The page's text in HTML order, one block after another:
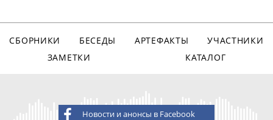
СБОРНИКИ БЕСЕДЫ АРТЕФАКТЫ
УЧАСТНИКИ
ЗАМЕТКИ
КАТАЛОГ
Новости и анонсы в Facebook